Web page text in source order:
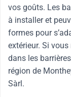
vos goûts. Les
à installer et
formes pour
extérieur. Si
dans les
région de
Sàrl.